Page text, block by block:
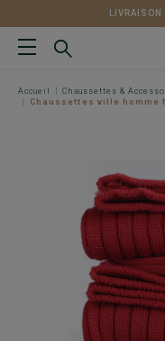
Accueil Chaussettes &
Chaussettes ville homme